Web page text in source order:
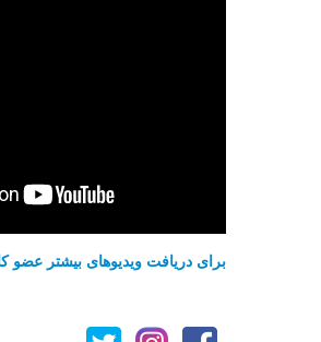
برای دریافت ویدیوهای بیشتر عضو